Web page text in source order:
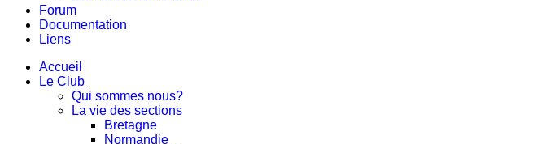
Forum
Documentation
Liens
Accueil
Le Club
Qui sommes nous?
La vie des sections
Bretagne
Normandie